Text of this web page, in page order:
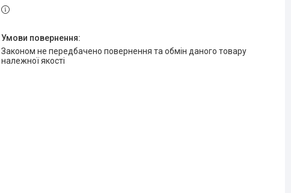
Законом не передбачено повернення та обмін даного товару
належної якості